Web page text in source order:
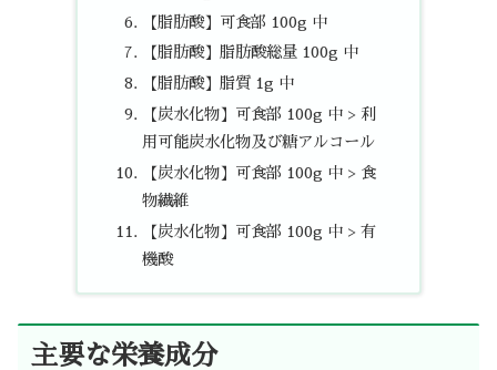
【脂肪酸】可食部 100g 中
【脂肪酸】脂肪酸総量 100g 中
【脂肪酸】脂質 1g 中
【炭水化物】可食部 100g 中 > 利
用可能炭水化物及び糖アルコール
【炭水化物】可食部 100g 中 > 食
物繊維
【炭水化物】可食部 100g 中 > 有
機酸
主要な栄養成分